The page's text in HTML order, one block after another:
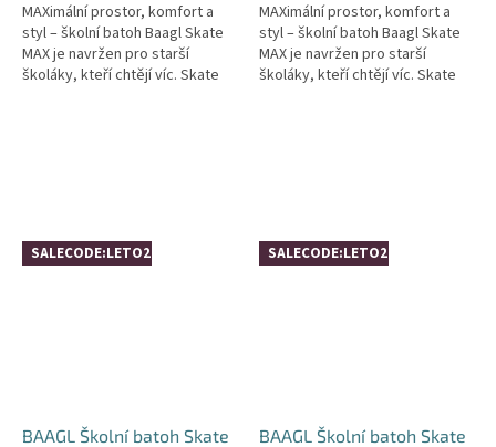
MAXimální prostor, komfort a
styl – školní batoh Baagl Skate
MAX je navržen pro starší
školáky, kteří chtějí víc. Skate
MAXimální prostor, komfort a
styl – školní batoh Baagl Skate
MAX je navržen pro starší
školáky, kteří chtějí víc. Skate
SALECODE:LETO26:4:%
BAAGL Školní batoh Skate
SALECODE:LETO26:4:%
BAAGL Školní batoh Skate